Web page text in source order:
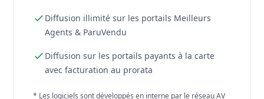
Diffusion illimité sur les portails Meilleurs
Agents & ParuVendu
Diffusion sur les portails payants à la carte
avec facturation au prorata
* Les logiciels sont développés en interne par le réseau AV